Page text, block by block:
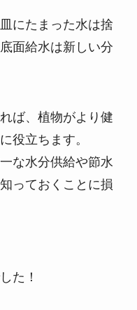
にたまった水は捨
面給水は新しい分
ば、植物がより健
役立ちます。
な水分供給や節水
っておくことに損
た！